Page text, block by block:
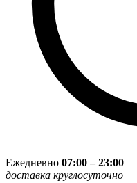
Ежедневно 07:00 – 23:00
доставка круглосуточно